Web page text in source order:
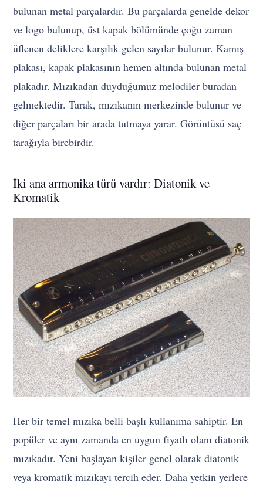
bulunan metal parçalardır. Bu parçalarda genelde dekor
ve logo bulunup, üst kapak bölümünde çoğu zaman
üflenen deliklere karşılık gelen sayılar bulunur. Kamış
plakası, kapak plakasının hemen altında bulunan metal
plakadır. Mızıkadan duyduğumuz melodiler buradan
gelmektedir. Tarak, mızıkanın merkezinde bulunur ve
diğer parçaları bir arada tutmaya yarar. Görüntüsü saç
tarağıyla birebirdir.
İki ana armonika türü vardır: Diatonik ve
Kromatik
Her bir temel mızıka belli başlı kullanıma sahiptir. En
popüler ve aynı zamanda en uygun fiyatlı olanı diatonik
mızıkadır. Yeni başlayan kişiler genel olarak diatonik
veya kromatik mızıkayı tercih eder. Daha yetkin yerlere